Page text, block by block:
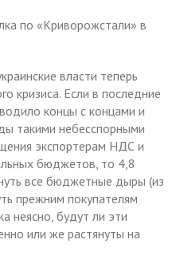
по «Криворожстали» в
власти теперь
кризиса. Если в последние
концы с концами и
такими небесспорными
экспортерам НДС и
бюджетов, то 4,8
все бюджетные дыры (из
прежним покупателям
неясно, будут ли эти
или же растянуты на